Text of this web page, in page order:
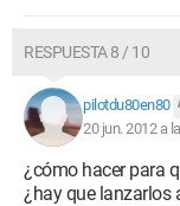
RESPUESTA 8 / 10
pilotdu80en80
20 jun. 2012 a
¿cómo hacer para
¿hay que lanzarlos